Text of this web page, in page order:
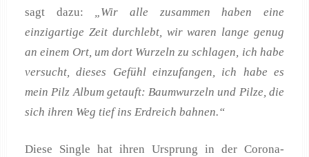
sagt dazu: „Wir alle zusammen haben eine
einzigartige Zeit durchlebt, wir waren lange genug
an einem Ort, um dort Wurzeln zu schlagen, ich habe
versucht, dieses Gefühl einzufangen, ich habe es
mein Pilz Album getauft: Baumwurzeln und Pilze, die
sich ihren Weg tief ins Erdreich bahnen.“
Diese Single hat ihren Ursprung in der Corona-